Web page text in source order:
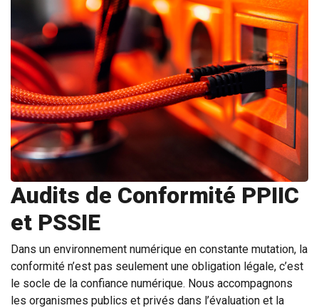
Audits de Conformité PPIIC
et PSSIE
Dans un environnement numérique en constante mutation, la
conformité n’est pas seulement une obligation légale, c’est
le socle de la confiance numérique. Nous accompagnons
les organismes publics et privés dans l’évaluation et la